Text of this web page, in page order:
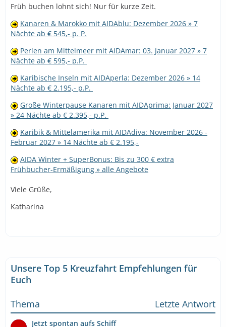
Früh buchen lohnt sich! Nur für kurze Zeit.
Kanaren & Marokko mit AIDAblu: Dezember 2026 » 7
Nächte ab € 545,- p. P.
Perlen am Mittelmeer mit AIDAmar: 03. Januar 2027 » 7
Nächte ab € 595,- p.P.
Karibische Inseln mit AIDAperla: Dezember 2026 » 14
Nächte ab € 2.195,- p.P.
Große Winterpause Kanaren mit AIDAprima: Januar 2027
» 24 Nächte ab € 2.395,- p.P.
Karibik & Mittelamerika mit AIDAdiva: November 2026 -
Februar 2027 » 14 Nächte ab € 2.195,-
AIDA Winter + SuperBonus: Bis zu 300 € extra
Frühbucher-Ermäßigung » alle Angebote
Viele Grüße,
Katharina
Unsere Top 5 Kreuzfahrt Empfehlungen für
Euch
Thema
Letzte Antwort
Jetzt spontan aufs Schiff